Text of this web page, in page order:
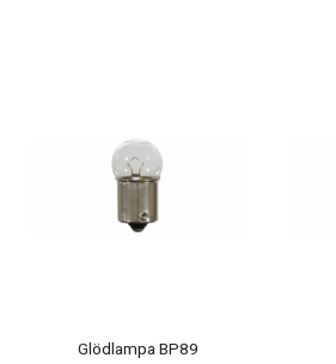
Glödlampa BP89